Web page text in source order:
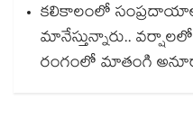
కలికాలంలో
మానేస్తున్నారు..
రంగంలో మాతంగి